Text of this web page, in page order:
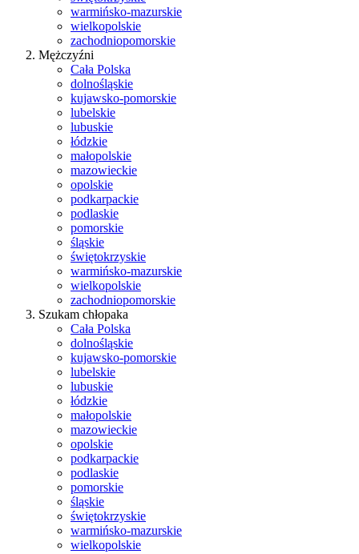
warmińsko-mazurskie
wielkopolskie
zachodniopomorskie
Mężczyźni
Cała Polska
dolnośląskie
kujawsko-pomorskie
lubelskie
lubuskie
łódzkie
małopolskie
mazowieckie
opolskie
podkarpackie
podlaskie
pomorskie
śląskie
świętokrzyskie
warmińsko-mazurskie
wielkopolskie
zachodniopomorskie
Szukam chłopaka
Cała Polska
dolnośląskie
kujawsko-pomorskie
lubelskie
lubuskie
łódzkie
małopolskie
mazowieckie
opolskie
podkarpackie
podlaskie
pomorskie
śląskie
świętokrzyskie
warmińsko-mazurskie
wielkopolskie